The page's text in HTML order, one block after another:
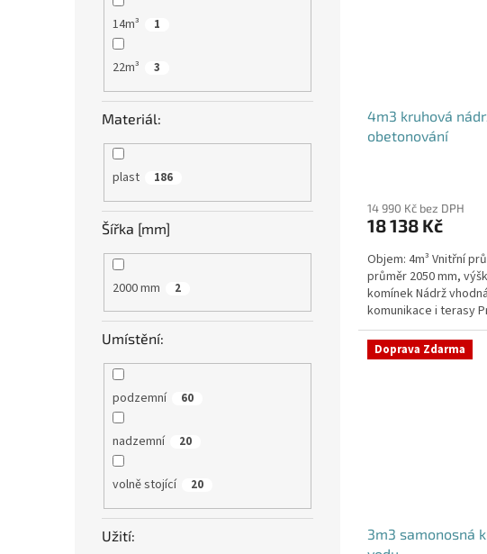
14m³ 1
22m³ 3
Materiál:
plast 186
Šířka [mm]
2000 mm 2
Umístění:
podzemní 60
nadzemní 20
volně stojící 20
Užití:
4m3 kruhová
obetonování
14 990 Kč bez DPH
18 138 Kč
Objem: 4m³ Vnitřní
průměr 2050 mm,
komínek Nádrž
komunikace i terasy
přítoku/ů, odtoku/ů...
Doprava Zdarma
3m3 samonosná